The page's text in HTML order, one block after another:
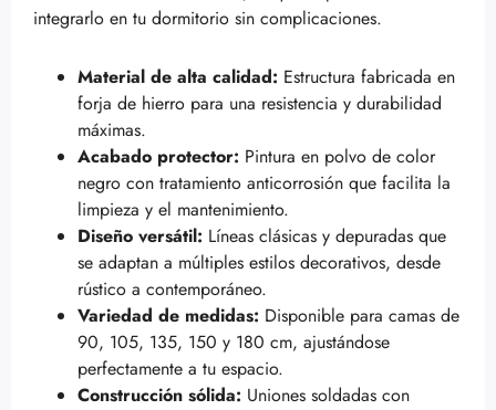
integrarlo en tu dormitorio sin complicaciones.
Material de alta calidad: Estructura fabricada en
forja de hierro para una resistencia y durabilidad
máximas.
Acabado protector: Pintura en polvo de color
negro con tratamiento anticorrosión que facilita la
limpieza y el mantenimiento.
Diseño versátil: Líneas clásicas y depuradas que
se adaptan a múltiples estilos decorativos, desde
rústico a contemporáneo.
Variedad de medidas: Disponible para camas de
90, 105, 135, 150 y 180 cm, ajustándose
perfectamente a tu espacio.
Construcción sólida: Uniones soldadas con